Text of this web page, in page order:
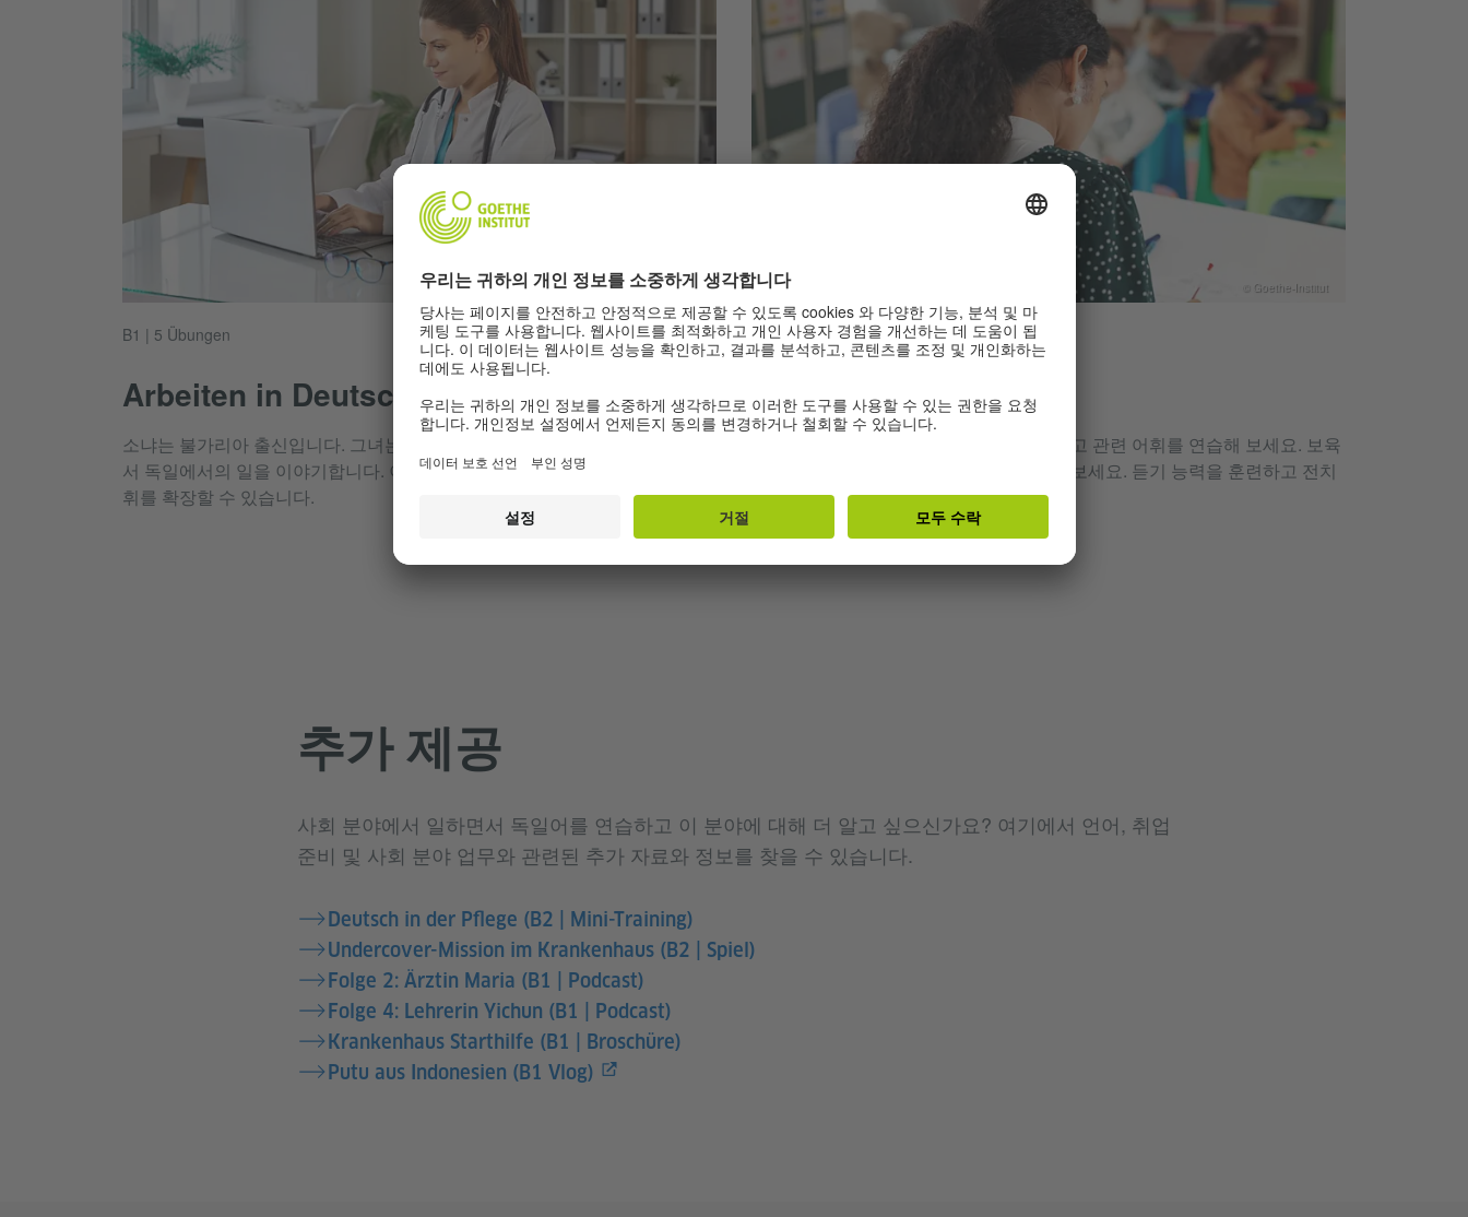
B1 | 5 Übungen
Arbeiten in Deutschland: Sonya
소냐는 불가리아 출신입니다. 그녀는 독일에 한동안 살고 있습니다. 인터뷰에
서 독일에서의 일을 이야기합니다. 이러한 연습을 통해 듣기 능력을 기르고 어
휘를 확장할 수 있습니다.
© Goethe-Institut
B1 | 7 Übungen
Wie werde ich...?
독일의 이원제 직업교육에 대해 더 알아보고 관련 어휘를 연습해 보세요. 보육
교사 교육 경험을 이야기하는 라나를 만나보세요. 듣기 능력을 훈련하고 전치
사를 연습하세요.
© Goethe-Institut
추가 제공
사회 분야에서 일하면서 독일어를 연습하고 이 분야에 대해 더 알고 싶으신가요? 여기에서 언어, 취업
준비 및 사회 분야 업무와 관련된 추가 자료와 정보를 찾을 수 있습니다.
Deutsch in der Pflege (B2 | Mini-Training)
Undercover-Mission im Krankenhaus (B2 | Spiel)
Folge 2: Ärztin Maria (B1 | Podcast)
Folge 4: Lehrerin Yichun (B1 | Podcast)
Krankenhaus Starthilfe (B1 | Broschüre)
Putu aus Indonesien (B1 Vlog)